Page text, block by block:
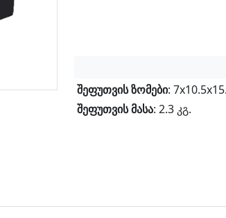
შეფუთვის ზომები:
შეფუთვის მასა: 2.3 კგ.